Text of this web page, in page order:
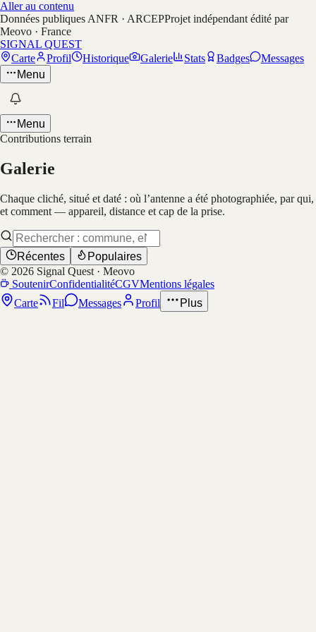
Aller au contenu
Données publiques ANFR · ARCEPProjet indépendant édité par
Meovo · France
SIGNAL QUEST
Carte
Profil Historique Galerie Stats Badges
Messages
Menu
Menu
Contributions terrain
Galerie
Chaque cliché, situé et daté : où l’antenne a été photographiée, par qui,
et comment — appareil, distance et cap de la prise.
Récentes
Populaires
© 2026 Signal Quest · Meovo
SoutenirConfidentialitéCGVMentions légales
Carte
Fil Messages Profil Plus